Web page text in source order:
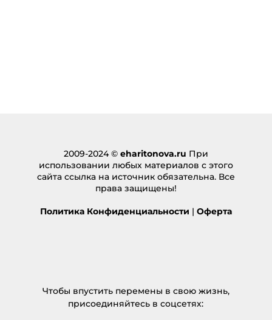
2009-2024 © eharitonova.ru При
использовании любых материалов с этого
сайта ссылка на источник обязательна. Все
права защищены!
Политика Конфиденциальности | Оферта
Чтобы впустить перемены в свою жизнь,
присоединяйтесь в соцсетях: